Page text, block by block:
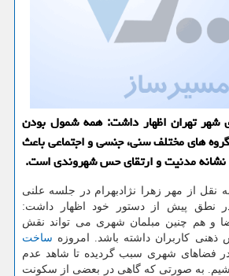
شهر تهران اظهار داشت: همه شمول بودن
های مختلف سنی، جنسی و اجتماعی باعث
مدنیت و ارتقای حس شهروندی است.
نقل از مهر زهرا نژادبهرام در جلسه علنی
نطق پیش از دستور خود اظهار داشت:
و هم چنین مبلمان شهری می تواند نقش
ذهنی كاربران داشته باشد. امروزه ساخت
فضاهای شهری سبب گردیده تا شاهد عدم
به صورتی كه گاهی در بعضی از سكونت